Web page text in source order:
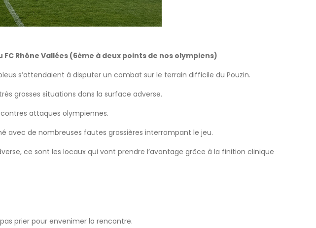
Rhône Vallées (6ème à deux points de nos olympiens)
s’attendaient à disputer un combat sur le terrain difficile du Pouzin.
grosses situations dans la surface adverse.
attaques olympiennes.
avec de nombreuses fautes grossières interrompant le jeu.
ce sont les locaux qui vont prendre l’avantage grâce à la finition clinique
prier pour envenimer la rencontre.